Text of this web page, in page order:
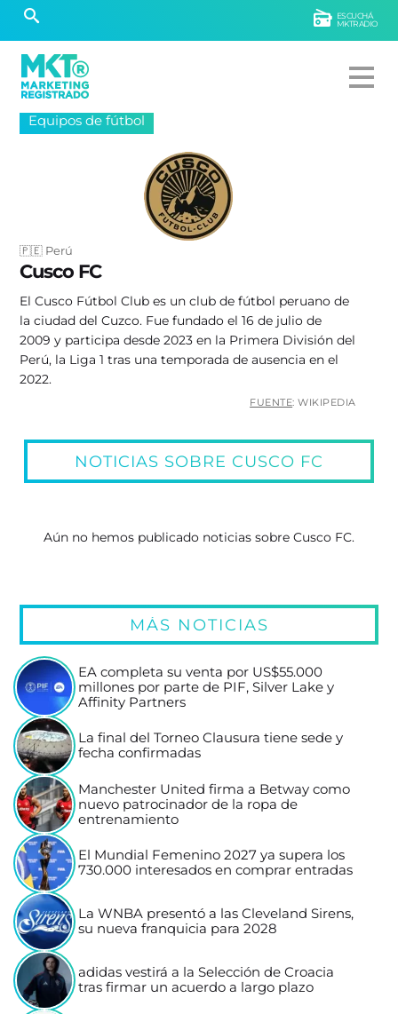
ESCUCHÁ
MKTRADIO
Equipos de fútbol
🇵🇪 Perú
Cusco FC
El Cusco Fútbol Club es un club de fútbol peruano de
la ciudad del Cuzco. Fue fundado el 16 de julio de
2009 y participa desde 2023 en la Primera División del
Perú, la Liga 1 tras una temporada de ausencia en el
2022.
FUENTE: WIKIPEDIA
NOTICIAS SOBRE CUSCO FC
Aún no hemos publicado noticias sobre Cusco FC.
MÁS NOTICIAS
EA completa su venta por US$55.000
millones por parte de PIF, Silver Lake y
Affinity Partners
La final del Torneo Clausura tiene sede y
fecha confirmadas
Manchester United firma a Betway como
nuevo patrocinador de la ropa de
entrenamiento
El Mundial Femenino 2027 ya supera los
730.000 interesados en comprar entradas
La WNBA presentó a las Cleveland Sirens,
su nueva franquicia para 2028
adidas vestirá a la Selección de Croacia
tras firmar un acuerdo a largo plazo